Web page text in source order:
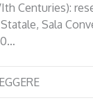
Centuries):
Sala